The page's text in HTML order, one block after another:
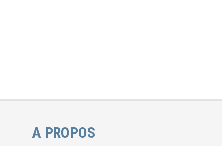
A PROPOS